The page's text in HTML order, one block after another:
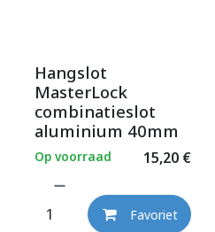
Hangslot
MasterLock
combinatieslot
aluminium 40mm
15,20€
Op voorraad
Favoriet